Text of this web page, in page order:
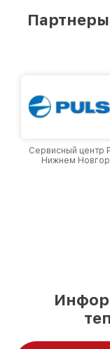
лучшим
Нижнем
Сервисный центр
Нижнем